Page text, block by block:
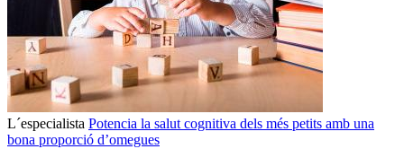
L´especialista Potencia la salut cognitiva dels més petits amb una
bona proporció d’omegues